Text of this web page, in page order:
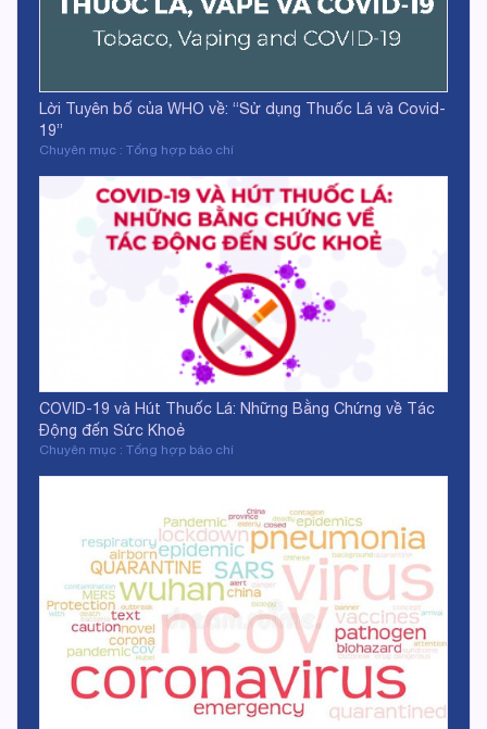
Lời Tuyên bố của WHO về: “Sử dụng Thuốc Lá và Covid-
19”
Chuyên mục : Tổng hợp báo chí
COVID-19 và Hút Thuốc Lá: Những Bằng Chứng về Tác
Động đến Sức Khoẻ
Chuyên mục : Tổng hợp báo chí